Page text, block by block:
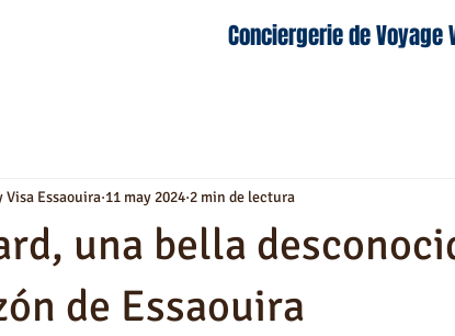
Conciergerie de Voyage
una bella
de Essaouira
Visa Essaouira 11 may 2024 2 min de lectura